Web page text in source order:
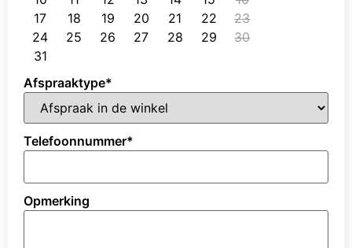
17
18 19 20 21 22
23
24
25 26 27 28 29
30
31
Afspraaktype*
Telefoonnummer*
Opmerking